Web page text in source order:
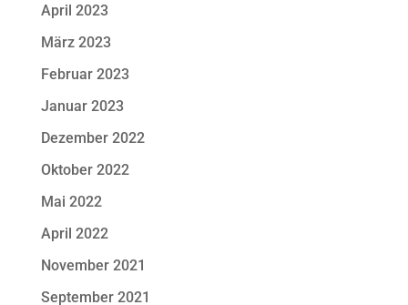
April 2023
März 2023
Februar 2023
Januar 2023
Dezember 2022
Oktober 2022
Mai 2022
April 2022
November 2021
September 2021